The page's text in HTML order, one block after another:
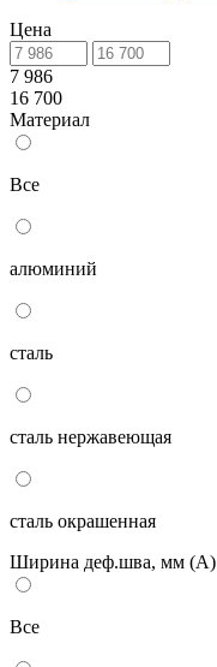
Цена
7 986
16 700
Материал
Все
алюминий
сталь
сталь нержавеющая
сталь окрашенная
Ширина деф.шва, мм (А)
Все